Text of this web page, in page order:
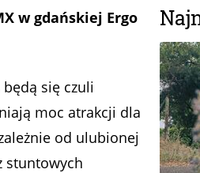
w gdańskiej Ergo
się czuli
moc atrakcji dla
od ulubionej
stuntowych